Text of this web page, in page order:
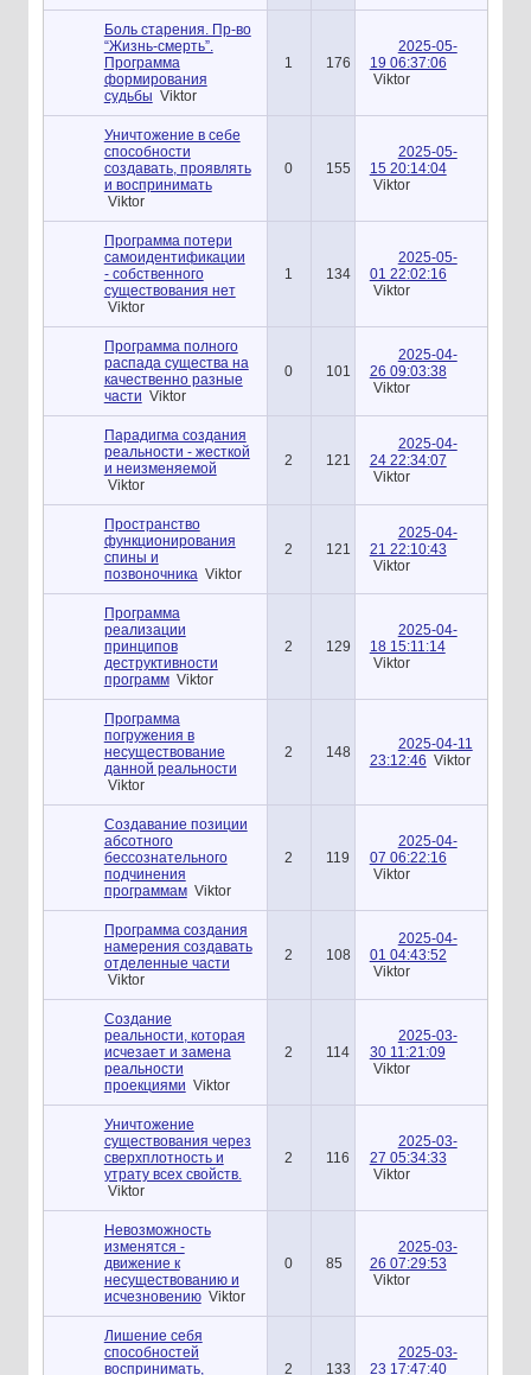
Боль старения. Пр-во
“Жизнь-смерть”.
Программа
формирования
судьбы Viktor
1 176
2025-05-
19 06:37:06
Viktor
Уничтожение в себе
способности
создавать, проявлять
и воспринимать
Viktor
0 155
2025-05-
15 20:14:04
Viktor
Программа потери
самоидентификации
- собственного
существования нет
Viktor
1 134
2025-05-
01 22:02:16
Viktor
Программа полного
распада существа на
качественно разные
части Viktor
0 101
2025-04-
26 09:03:38
Viktor
Парадигма создания
реальности - жесткой
и неизменяемой
Viktor
2 121
2025-04-
24 22:34:07
Viktor
Пространство
функционирования
спины и
позвоночника Viktor
2 121
2025-04-
21 22:10:43
Viktor
Программа
реализации
принципов
деструктивности
программ Viktor
2 129
2025-04-
18 15:11:14
Viktor
Программа
погружения в
несуществование
данной реальности
Viktor
2 148
2025-04-11
23:12:46 Viktor
Создавание позиции
абсотного
бессознательного
подчинения
программам Viktor
2 119
2025-04-
07 06:22:16
Viktor
Программа создания
намерения создавать
отделенные части
Viktor
2 108
2025-04-
01 04:43:52
Viktor
Создание
реальности, которая
исчезает и замена
реальности
проекциями Viktor
2 114
2025-03-
30 11:21:09
Viktor
Уничтожение
существования через
сверхплотность и
утрату всех свойств.
Viktor
2 116
2025-03-
27 05:34:33
Viktor
Невозможность
изменятся -
движение к
несуществованию и
исчезновению Viktor
0 85
2025-03-
26 07:29:53
Viktor
Лишение себя
способностей
воспринимать,
2 133
2025-03-
23 17:47:40